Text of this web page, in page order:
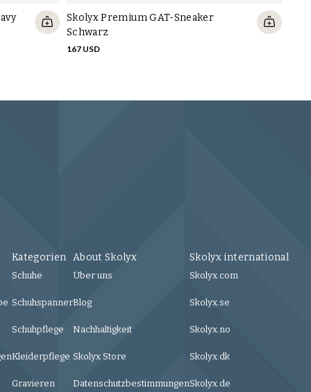
Skolyx Premium GAT-Sneaker
Schwarz
167 USD
Kategorien
Schuhe
Schuhspanner
Schuhpflege
Kleiderpflege
Gravieren
About Skolyx
Über uns
Blog
Nachhaltigkeit
Skolyx Store
Datenschutzbestimmungen
Skolyx international
Skolyx.com
Skolyx.se
Skolyx.no
Skolyx.dk
Skolyx.de